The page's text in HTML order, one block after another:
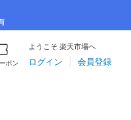
ポン
ようこそ 楽天市場へ
ログイン 会員登録